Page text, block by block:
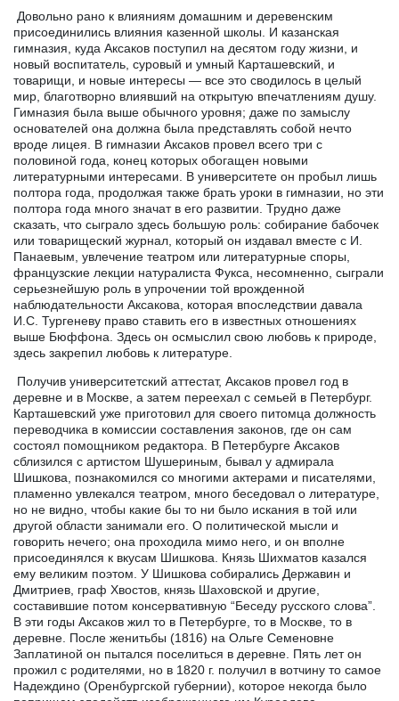
Довольно рано к влияниям домашним и деревенским
присоединились влияния казенной школы. И казанская
гимназия, куда Аксаков поступил на десятом году жизни, и
новый воспитатель, суровый и умный Карташевский, и
товарищи, и новые интересы — все это сводилось в целый
мир, благотворно влиявший на открытую впечатлениям душу.
Гимназия была выше обычного уровня; даже по замыслу
основателей она должна была представлять собой нечто
вроде лицея. В гимназии Аксаков провел всего три с
половиной года, конец которых обогащен новыми
литературными интересами. В университете он пробыл лишь
полтора года, продолжая также брать уроки в гимназии, но эти
полтора года много значат в его развитии. Трудно даже
сказать, что сыграло здесь большую роль: собирание бабочек
или товарищеский журнал, который он издавал вместе с И.
Панаевым, увлечение театром или литературные споры,
французские лекции натуралиста Фукса, несомненно, сыграли
серьезнейшую роль в упрочении той врожденной
наблюдательности Аксакова, которая впоследствии давала
И.С. Тургеневу право ставить его в известных отношениях
выше Бюффона. Здесь он осмыслил свою любовь к природе,
здесь закрепил любовь к литературе.
Получив университетский аттестат, Аксаков провел год в
деревне и в Москве, а затем переехал с семьей в Петербург.
Карташевский уже приготовил для своего питомца должность
переводчика в комиссии составления законов, где он сам
состоял помощником редактора. В Петербурге Аксаков
сблизился с артистом Шушериным, бывал у адмирала
Шишкова, познакомился со многими актерами и писателями,
пламенно увлекался театром, много беседовал о литературе,
но не видно, чтобы какие бы то ни было искания в той или
другой области занимали его. О политической мысли и
говорить нечего; она проходила мимо него, и он вполне
присоединялся к вкусам Шишкова. Князь Шихматов казался
ему великим поэтом. У Шишкова собирались Державин и
Дмитриев, граф Хвостов, князь Шаховской и другие,
составившие потом консервативную “Беседу русского слова”.
В эти годы Аксаков жил то в Петербурге, то в Москве, то в
деревне. После женитьбы (1816) на Ольге Семеновне
Заплатиной он пытался поселиться в деревне. Пять лет он
прожил с родителями, но в 1820 г. получил в вотчину то самое
Надеждино (Оренбургской губернии), которое некогда было